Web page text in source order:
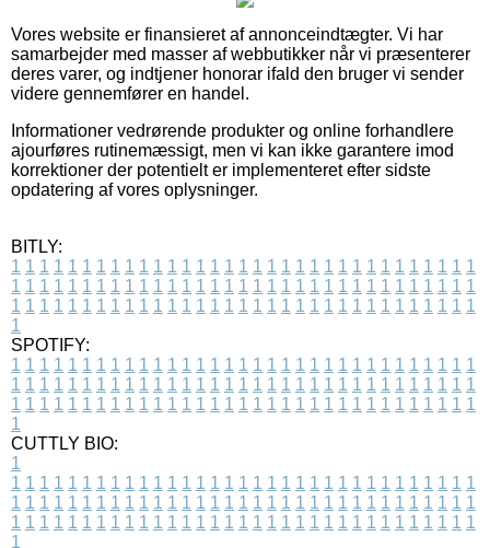
Vores website er finansieret af annonceindtægter. Vi har
samarbejder med masser af webbutikker når vi præsenterer
deres varer, og indtjener honorar ifald den bruger vi sender
videre gennemfører en handel.
Informationer vedrørende produkter og online forhandlere
ajourføres rutinemæssigt, men vi kan ikke garantere imod
korrektioner der potentielt er implementeret efter sidste
opdatering af vores oplysninger.
BITLY:
1 1 1 1 1 1 1 1 1 1 1 1 1 1 1 1 1 1 1 1 1 1 1 1 1 1 1 1 1 1 1 1 1
1 1 1 1 1 1 1 1 1 1 1 1 1 1 1 1 1 1 1 1 1 1 1 1 1 1 1 1 1 1 1 1 1
1 1 1 1 1 1 1 1 1 1 1 1 1 1 1 1 1 1 1 1 1 1 1 1 1 1 1 1 1 1 1 1 1
1
SPOTIFY:
1 1 1 1 1 1 1 1 1 1 1 1 1 1 1 1 1 1 1 1 1 1 1 1 1 1 1 1 1 1 1 1 1
1 1 1 1 1 1 1 1 1 1 1 1 1 1 1 1 1 1 1 1 1 1 1 1 1 1 1 1 1 1 1 1 1
1 1 1 1 1 1 1 1 1 1 1 1 1 1 1 1 1 1 1 1 1 1 1 1 1 1 1 1 1 1 1 1 1
1
CUTTLY BIO:
1
1 1 1 1 1 1 1 1 1 1 1 1 1 1 1 1 1 1 1 1 1 1 1 1 1 1 1 1 1 1 1 1 1
1 1 1 1 1 1 1 1 1 1 1 1 1 1 1 1 1 1 1 1 1 1 1 1 1 1 1 1 1 1 1 1 1
1 1 1 1 1 1 1 1 1 1 1 1 1 1 1 1 1 1 1 1 1 1 1 1 1 1 1 1 1 1 1 1 1
1